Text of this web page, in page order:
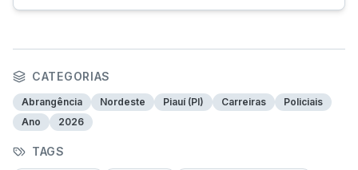
CATEGORIAS
Abrangência Nordeste Piauí (PI) Carreiras
Policiais
Ano
2026
TAGS